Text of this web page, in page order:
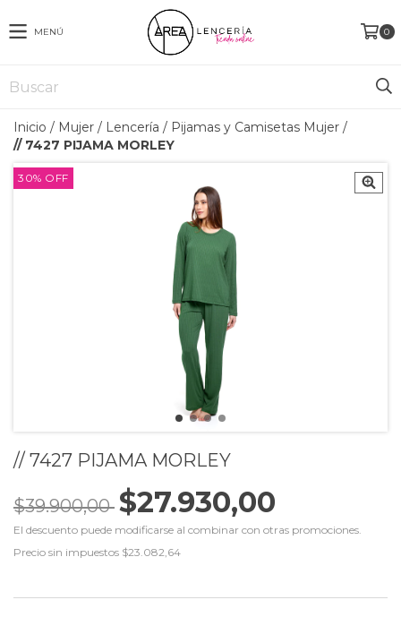
MENÚ 0
Inicio / Mujer / Lencería / Pijamas y Camisetas Mujer /
// 7427 PIJAMA MORLEY
30% OFF
// 7427 PIJAMA MORLEY
$39.900,00 $27.930,00
El descuento puede modificarse al combinar con otras promociones.
Precio sin impuestos $23.082,64